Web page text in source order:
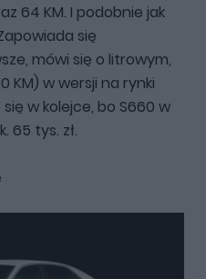
64 KM. I podobnie jak
się
mówi się o litrowym,
KM) w wersji na rynki
w kolejce, bo S660 w
65 tys. zł.